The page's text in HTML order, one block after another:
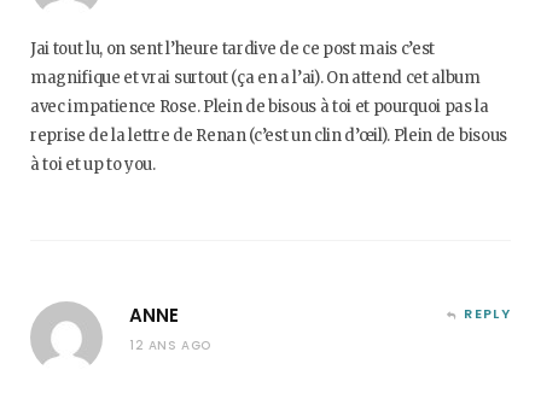
Jai tout lu, on sent l’heure tardive de ce post mais c’est
magnifique et vrai surtout (ça en a l’ai). On attend cet album
avec impatience Rose. Plein de bisous à toi et pourquoi pas la
reprise de la lettre de Renan (c’est un clin d’œil). Plein de bisous
à toi et up to you.
ANNE
12 ANS AGO
REPLY